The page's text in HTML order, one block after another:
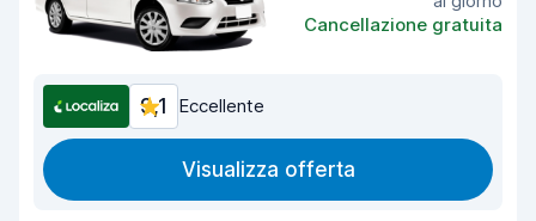
Cancellazione gratuita
9,1 Eccellente
Visualizza offerta